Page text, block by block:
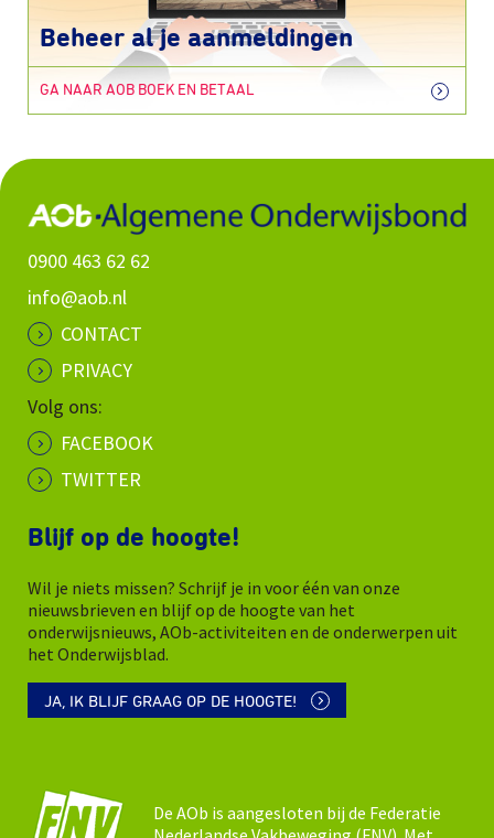
Beheer al je aanmeldingen
GA NAAR AOB BOEK EN BETAAL
0900 463 62 62
info@aob.nl
CONTACT
PRIVACY
Volg ons:
FACEBOOK
TWITTER
Blijf op de hoogte!
Wil je niets missen? Schrijf je in voor één van onze
nieuwsbrieven en blijf op de hoogte van het
onderwijsnieuws, AOb-activiteiten en de onderwerpen uit
het Onderwijsblad.
JA, IK BLIJF GRAAG OP DE HOOGTE!
De AOb is aangesloten bij de Federatie